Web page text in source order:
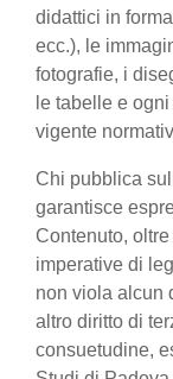
didattici in
ecc.), le
fotografie, i
le tabelle e
vigente
Chi pubblica
garantisce
Contenuto,
imperative di
non viola alcun
altro diritto di
consuetudine,